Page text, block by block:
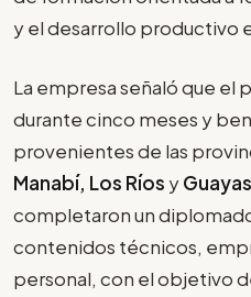
y el desarrollo productivo
La empresa señaló que el
durante cinco meses y
provenientes de las
Manabí, Los Ríos yGuayas
completaron un
contenidos técnicos,
personal, con el objetivo